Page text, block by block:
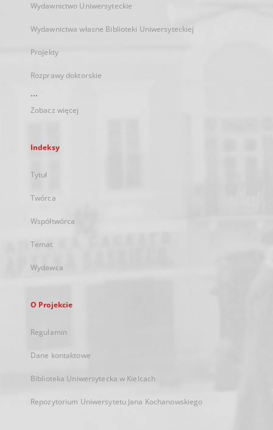
Wydawnictwo Uniwersyteckie
Wydawnictwa własne Biblioteki Uniwersyteckiej
Projekty
Rozprawy doktorskie
...
Zobacz więcej
Indeksy
Tytuł
Twórca
Współtwórca
Temat
Wydawca
O Projekcie
Regulamin
Dane kontaktowe
Biblioteka Uniwersytecka w Kielcach
Repozytorium Uniwersytetu Jana Kochanowskiego